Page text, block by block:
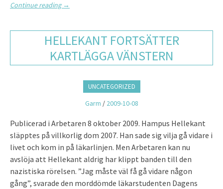
Continue reading →
HELLEKANT FORTSÄTTER
KARTLÄGGA VÄNSTERN
UNCATEGORIZED
Garm / 2009-10-08
Publicerad i Arbetaren 8 oktober 2009. Hampus Hellekant
släpptes på villkorlig dom 2007. Han sade sig vilja gå vidare i
livet och kom in på läkarlinjen. Men Arbetaren kan nu
avslöja att Hellekant aldrig har klippt banden till den
nazistiska rörelsen. ”Jag måste väl få gå vidare någon
gång”, svarade den morddömde läkarstudenten Dagens